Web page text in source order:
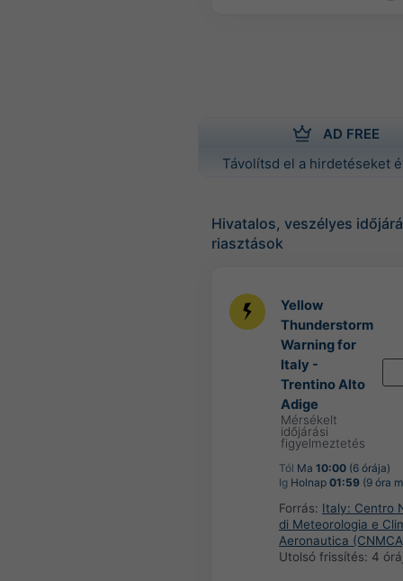
AD FREE
Távolítsd el a hirdetéseket
Hivatalos, veszélyes
riasztások
Yellow
Thunderstorm
Warning for
Italy -
Trentino Alto
Adige
Mérsékelt
időjárási
figyelmeztetés
Tól Ma 10:00 (6 órája)
Ig Holnap 01:59 (9 óra
Forrás: Italy: Centro
di Meteorologia e
Aeronautica
Utolsó frissítés: 4